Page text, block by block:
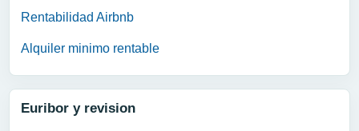
Rentabilidad Airbnb
Alquiler minimo rentable
Euribor y revision